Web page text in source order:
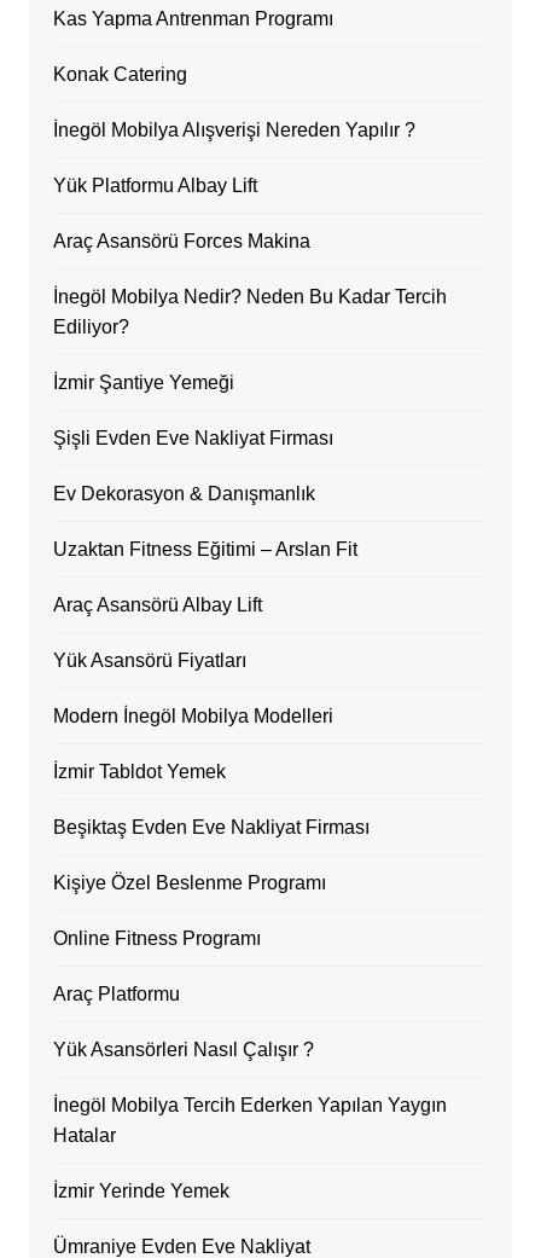
Kas Yapma Antrenman Programı
Konak Catering
İnegöl Mobilya Alışverişi Nereden Yapılır ?
Yük Platformu Albay Lift
Araç Asansörü Forces Makina
İnegöl Mobilya Nedir? Neden Bu Kadar Tercih
Ediliyor?
İzmir Şantiye Yemeği
Şişli Evden Eve Nakliyat Firması
Ev Dekorasyon & Danışmanlık
Uzaktan Fitness Eğitimi – Arslan Fit
Araç Asansörü Albay Lift
Yük Asansörü Fiyatları
Modern İnegöl Mobilya Modelleri
İzmir Tabldot Yemek
Beşiktaş Evden Eve Nakliyat Firması
Kişiye Özel Beslenme Programı
Online Fitness Programı
Araç Platformu
Yük Asansörleri Nasıl Çalışır ?
İnegöl Mobilya Tercih Ederken Yapılan Yaygın
Hatalar
İzmir Yerinde Yemek
Ümraniye Evden Eve Nakliyat